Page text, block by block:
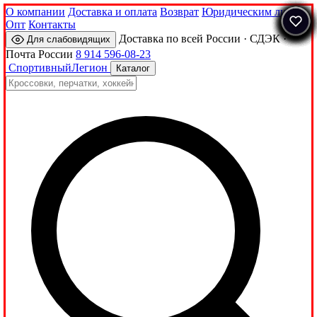
О компании Доставка и оплата Возврат Юридическим лицам
Опт Контакты
Для слабовидящих
Доставка по всей России · СДЭК ·
Почта России 8 914 596-08-23
СпортивныйЛегион Каталог